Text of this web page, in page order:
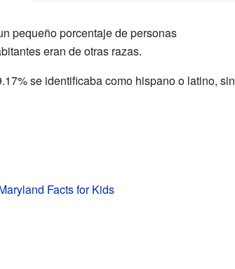
pequeño porcentaje de personas
eran de otras razas.
se identificaba como hispano o latino, sin
Facts for Kids